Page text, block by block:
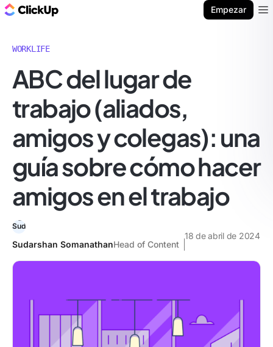
Empezar
WORKLIFE
ABC del lugar de
trabajo (aliados,
amigos y colegas): una
guía sobre cómo hacer
amigos en el trabajo
Sudarshan SomanathanHead of Content
18 de abril de 2024